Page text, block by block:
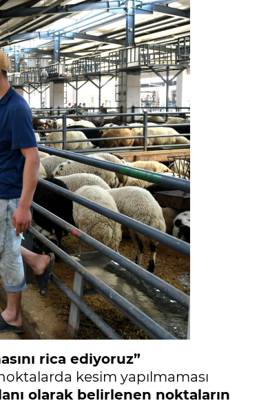
rica ediyoruz”
kesim yapılmaması
olarak belirlenen noktaların